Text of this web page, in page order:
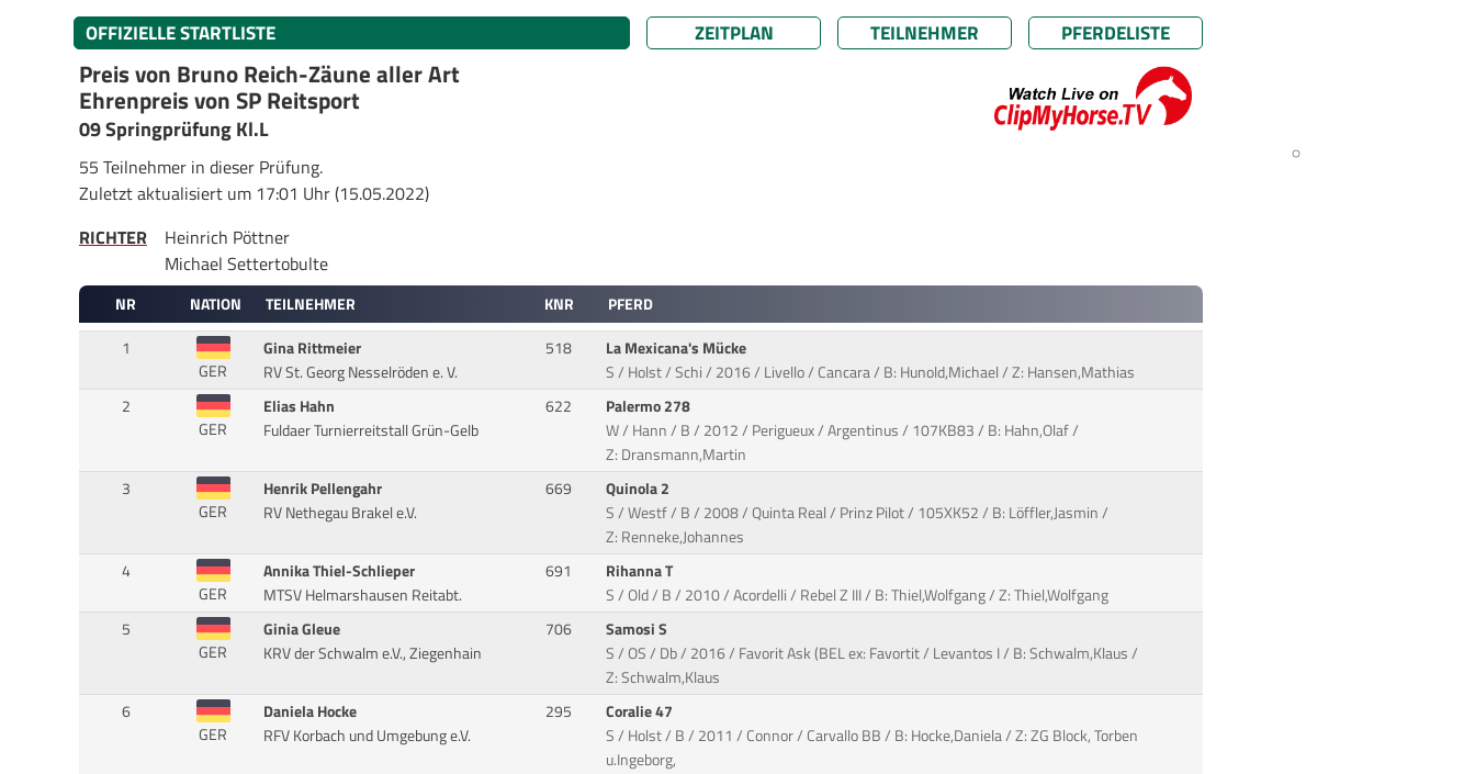
OFFIZIELLE STARTLISTE ZEITPLAN TEILNEHMER PFERDELISTE
Preis von Bruno Reich-Zäune aller Art
Ehrenpreis von SP Reitsport
09 Springprüfung Kl.L
55 Teilnehmer in dieser Prüfung.
Zuletzt aktualisiert um 17:01 Uhr (15.05.2022)
RICHTER
Heinrich Pöttner
Michael Settertobulte
NR NATION TEILNEHMER KNR
PFERD
1
GER
Gina Rittmeier
RV St. Georg Nesselröden e. V.
518
La Mexicana's Mücke
S / Holst / Schi / 2016 / Livello / Cancara / B: Hunold,Michael / Z: Hansen,Mathias
2
GER
Elias Hahn
Fuldaer Turnierreitstall Grün-Gelb
622
Palermo 278
W / Hann / B / 2012 / Perigueux / Argentinus / 107KB83 / B: Hahn,Olaf /
Z: Dransmann,Martin
3
GER
Henrik Pellengahr
RV Nethegau Brakel e.V.
669
Quinola 2
S / Westf / B / 2008 / Quinta Real / Prinz Pilot / 105XK52 / B: Löffler,Jasmin /
Z: Renneke,Johannes
4
GER
Annika Thiel-Schlieper
MTSV Helmarshausen Reitabt.
691
Rihanna T
S / Old / B / 2010 / Acordelli / Rebel Z III / B: Thiel,Wolfgang / Z: Thiel,Wolfgang
5
GER
Ginia Gleue
KRV der Schwalm e.V., Ziegenhain
706
Samosi S
S / OS / Db / 2016 / Favorit Ask (BEL ex: Favortit / Levantos I / B: Schwalm,Klaus /
Z: Schwalm,Klaus
6
GER
Daniela Hocke
RFV Korbach und Umgebung e.V.
295
Coralie 47
S / Holst / B / 2011 / Connor / Carvallo BB / B: Hocke,Daniela / Z: ZG Block, Torben
u.Ingeborg,